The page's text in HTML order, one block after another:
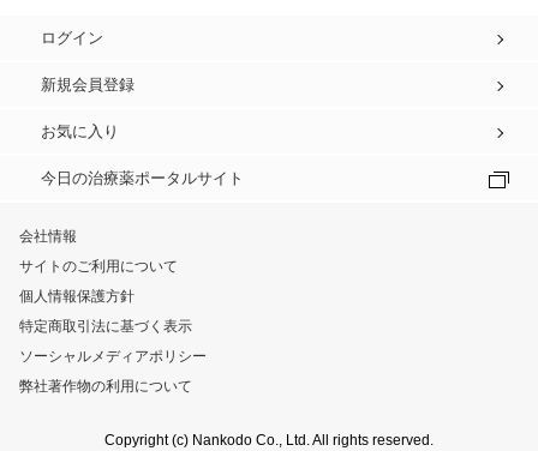
ログイン
新規会員登録
お気に入り
今日の治療薬ポータルサイト
会社情報
サイトのご利用について
個人情報保護方針
特定商取引法に基づく表示
ソーシャルメディアポリシー
弊社著作物の利用について
Copyright (c) Nankodo Co., Ltd. All rights reserved.